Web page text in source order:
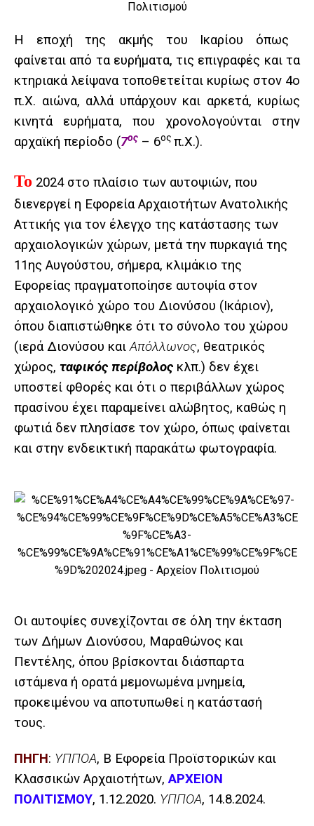
Η εποχή της ακμής του Ικαρίου όπως
φαίνεται από τα ευρήματα, τις επιγραφές και τα
κτηριακά λείψανα τοποθετείται κυρίως στον 4ο
π.Χ. αιώνα, αλλά υπάρχουν και αρκετά, κυρίως
κινητά ευρήματα, που χρονολογούνται στην
αρχαϊκή περίοδο (7ος – 6ος π.Χ.).
Το 2024 στο πλαίσιο των αυτοψιών, που
διενεργεί η Εφορεία Αρχαιοτήτων Ανατολικής
Αττικής για τον έλεγχο της κατάστασης των
αρχαιολογικών χώρων, μετά την πυρκαγιά της
11ης Αυγούστου, σήμερα, κλιμάκιο της
Εφορείας πραγματοποίησε αυτοψία στον
αρχαιολογικό χώρο του Διονύσου (Ικάριον),
όπου διαπιστώθηκε ότι το σύνολο του χώρου
(ιερά Διονύσου καιΑπόλλωνος, θεατρικός
χώρος, ταφικός περίβολος κλπ.) δεν έχει
υποστεί φθορές και ότι ο περιβάλλων χώρος
πρασίνου έχει παραμείνει αλώβητος, καθώς η
φωτιά δεν πλησίασε τον χώρο, όπως φαίνεται
και στην ενδεικτική παρακάτω φωτογραφία.
Οι αυτοψίες συνεχίζονται σε όλη την έκταση
των Δήμων Διονύσου, Μαραθώνος και
Πεντέλης, όπου βρίσκονται διάσπαρτα
ιστάμενα ή ορατά μεμονωμένα μνημεία,
προκειμένου να αποτυπωθεί η κατάστασή
τους.
ΠΗΓΗ: ΥΠΠΟΑ, Β Εφορεία Προϊστορικών και
Κλασσικών Αρχαιοτήτων,ΑΡΧΕΙΟΝ
ΠΟΛΙΤΙΣΜΟΥ, 1.12.2020. ΥΠΠΟΑ, 14.8.2024.